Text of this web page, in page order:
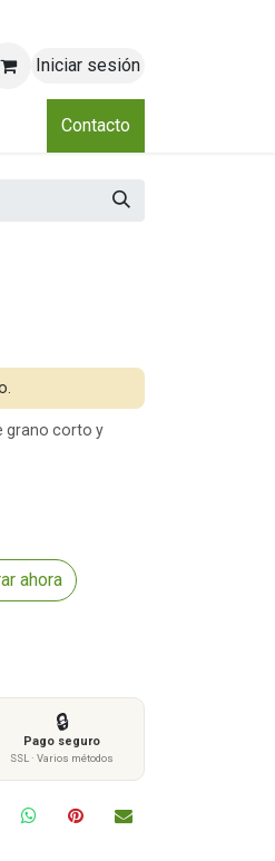
Iniciar sesión
Club
Contacto
ahora
grano corto y
🔒
Pago seguro
SSL · Varios métodos